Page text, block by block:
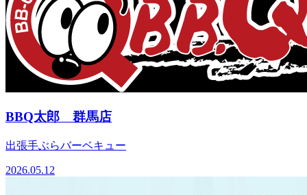
BBQ太郎 群馬店
出張手ぶらバーベキュー
2026.05.12